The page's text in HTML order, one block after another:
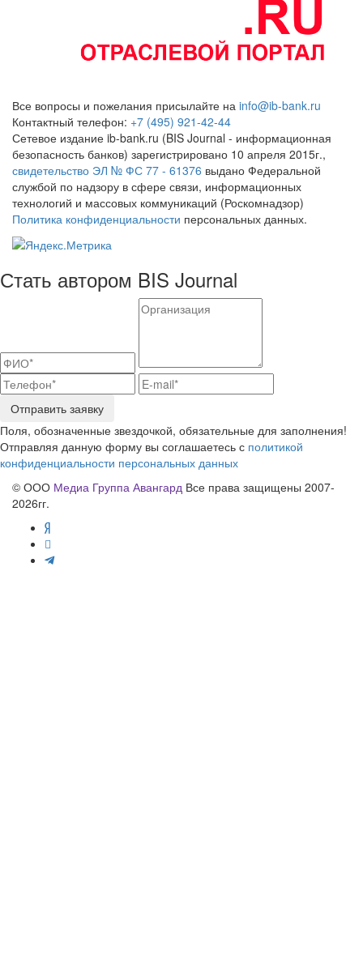
Все вопросы и пожелания присылайте на info@ib-bank.ru
Контактный телефон: +7 (495) 921-42-44
Сетевое издание ib-bank.ru (BIS Journal - информационная
безопасность банков) зарегистрировано 10 апреля 2015г.,
свидетельство ЭЛ № ФС 77 - 61376 выдано Федеральной
службой по надзору в сфере связи, информационных
технологий и массовых коммуникаций (Роскомнадзор)
Политика конфиденциальности персональных данных.
Стать автором BIS Journal
Отправить заявку
Поля, обозначенные звездочкой, обязательные для заполнения!
Отправляя данную форму вы соглашаетесь с политикой
конфиденциальности персональных данных
© ООО Медиа Группа Авангард Все права защищены 2007-
2026гг.